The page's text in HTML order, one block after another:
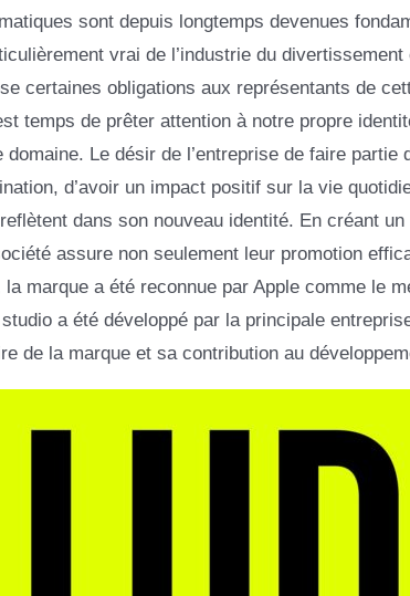
sont depuis longtemps devenues
vrai de l’industrie du
certaines obligations aux représentants de
temps de prêter attention à notre propre
domaine. Le désir de l’entreprise de faire
d’avoir un impact positif sur la vie
dans son nouveau identité. En créant
assure non seulement leur promotion
marque a été reconnue par Apple comme le
a été développé par la principale
de la marque et sa contribution au